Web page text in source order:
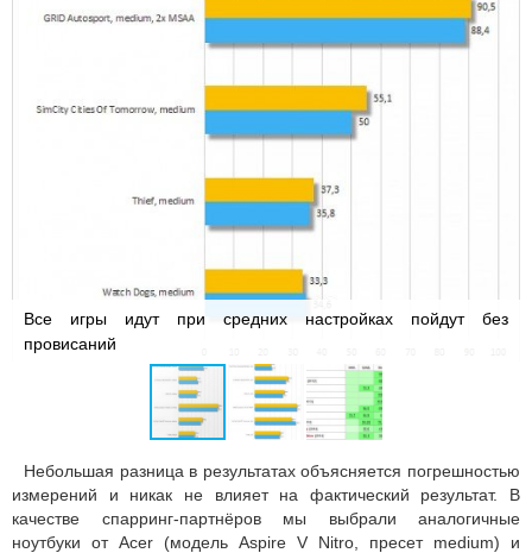
Все игры идут при средних настройках пойдут без
провисаний
Небольшая разница в результатах объясняется погрешностью
измерений и никак не влияет на фактический результат. В
качестве спарринг-партнёров мы выбрали аналогичные
ноутбуки от Acer (модель Aspire V Nitro, пресет medium) и